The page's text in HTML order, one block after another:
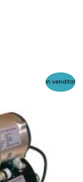
In vendita!